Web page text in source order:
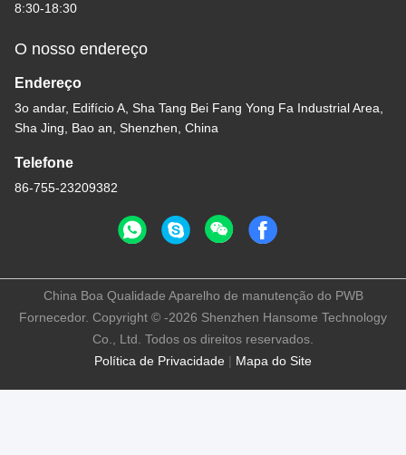
8:30-18:30
O nosso endereço
Endereço
3o andar, Edifício A, Sha Tang Bei Fang Yong Fa Industrial Area,
Sha Jing, Bao an, Shenzhen, China
Telefone
86-755-23209382
Política de Privacidade | Mapa do Site
China Boa Qualidade Aparelho de manutenção do PWB
Fornecedor. Copyright © -2026 Shenzhen Hansome Technology
Co., Ltd. Todos os direitos reservados.